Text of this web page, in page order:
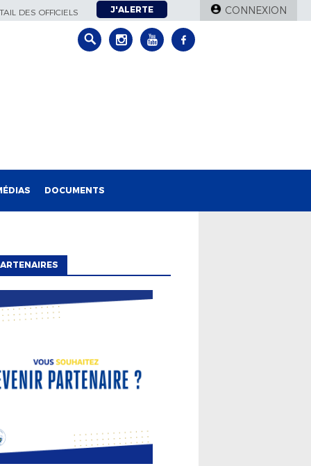
DES OFFICIELS J'ALERTE CONNEXION
DOCUMENTS